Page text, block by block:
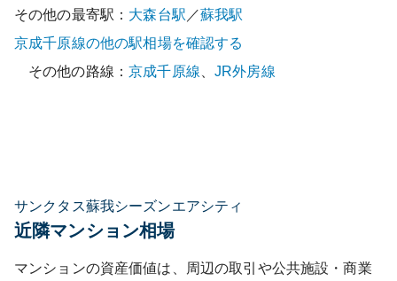
その他の最寄駅： 大森台駅 ／蘇我駅
京成千原線の他の駅相場を確認する
その他の路線：京成千原線 JR外房線
サンクタス蘇我シーズンエアシティ
近隣マンション相場
マンションの資産価値は、周辺の取引や公共施設・商業